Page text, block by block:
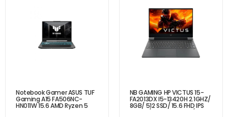
Notebook Gamer ASUS TUF
Gaming A15 FA506NC-
HN011W 15.6 AMD Ryzen 5
7535HS 16GB 512GB RTX
NB GAMING HP VICTUS 15-
FA2013DX I5-13420H 2.1GHZ/
8GB/ 512 SSD/ 15.6 FHD IPS
144HZ/ RTX3050 6GB/ RJ-